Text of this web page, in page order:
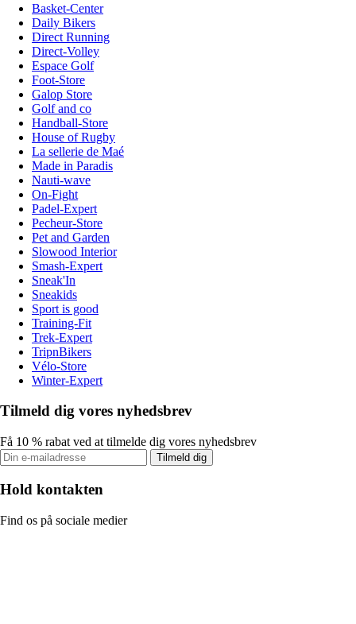
Basket-Center
Daily Bikers
Direct Running
Direct-Volley
Espace Golf
Foot-Store
Galop Store
Golf and co
Handball-Store
House of Rugby
La sellerie de Maé
Made in Paradis
Nauti-wave
On-Fight
Padel-Expert
Pecheur-Store
Pet and Garden
Slowood Interior
Smash-Expert
Sneak'In
Sneakids
Sport is good
Training-Fit
Trek-Expert
TripnBikers
Vélo-Store
Winter-Expert
Tilmeld dig vores nyhedsbrev
Få 10 % rabat ved at tilmelde dig vores nyhedsbrev
Tilmeld dig
Hold kontakten
Find os på sociale medier